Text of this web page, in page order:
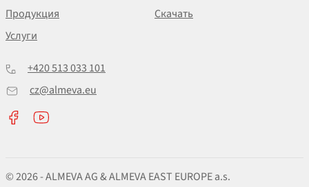
Продукция
Скачать
Услуги
+420 513 033 101
cz@almeva.eu
© 2026 - ALMEVA AG & ALMEVA EAST EUROPE a.s.